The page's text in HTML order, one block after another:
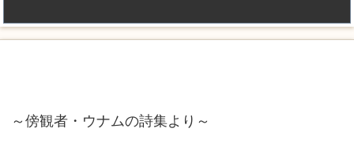
～傍観者・ウナムの詩集より～